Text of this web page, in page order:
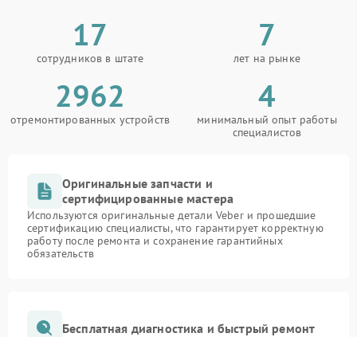
17
сотрудников в штате
7
лет на рынке
2962
отремонтированных устройств
4
минимальный опыт работы
специалистов
Оригинальные запчасти и
сертифицированные мастера
Используются оригинальные детали Veber и прошедшие
сертификацию специалисты, что гарантирует корректную
работу после ремонта и сохранение гарантийных
обязательств
Бесплатная диагностика и быстрый ремонт